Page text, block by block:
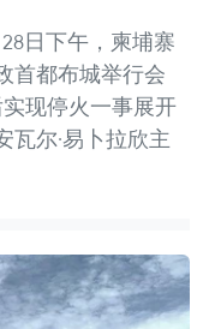
日下午，柬埔寨
首都布城举行会
现停火一事展开
瓦尔·易卜拉欣主